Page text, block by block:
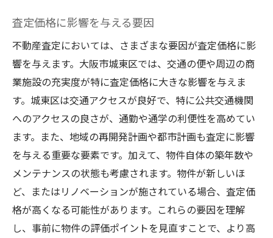
査定価格に影響を与える要因
不動産査定においては、さまざまな要因が査定価格に影
響を与えます。大阪市城東区では、交通の便や周辺の商
業施設の充実度が特に査定価格に大きな影響を与えま
す。城東区は交通アクセスが良好で、特に公共交通機関
へのアクセスの良さが、通勤や通学の利便性を高めてい
ます。また、地域の再開発計画や都市計画も査定に影響
を与える重要な要素です。加えて、物件自体の築年数や
メンテナンスの状態も考慮されます。物件が新しいほ
ど、またはリノベーションが施されている場合、査定価
格が高くなる可能性があります。これらの要因を理解
し、事前に物件の評価ポイントを見直すことで、より高